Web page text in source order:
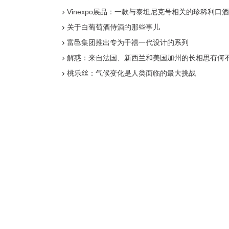
Vinexpo展品：一款与泰坦尼克号相关的珍稀利口酒
关于白葡萄酒侍酒的那些事儿
富邑集团推出专为千禧一代设计的系列
解惑：来自法国、新西兰和美国加州的长相思有何
桃乐丝：气候变化是人类面临的最大挑战